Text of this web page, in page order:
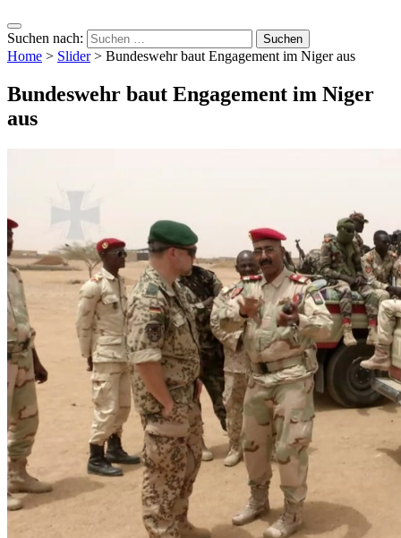
Suchen nach:
Home > Slider> Bundeswehr baut Engagement im Niger aus
Bundeswehr baut Engagement im Niger
aus